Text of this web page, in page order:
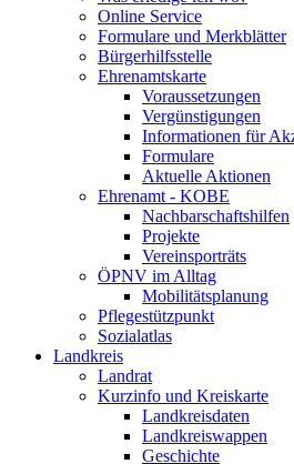
Online Service
Formulare und Merkblätter
Bürgerhilfsstelle
Ehrenamtskarte
Voraussetzungen
Vergünstigungen
Informationen für
Formulare
Aktuelle Aktionen
Ehrenamt - KOBE
Nachbarschaftshilfen
Projekte
Vereinsporträts
ÖPNV im Alltag
Mobilitätsplanung
Pflegestützpunkt
Sozialatlas
Landkreis
Landrat
Kurzinfo und Kreiskarte
Landkreisdaten
Landkreiswappen
Geschichte